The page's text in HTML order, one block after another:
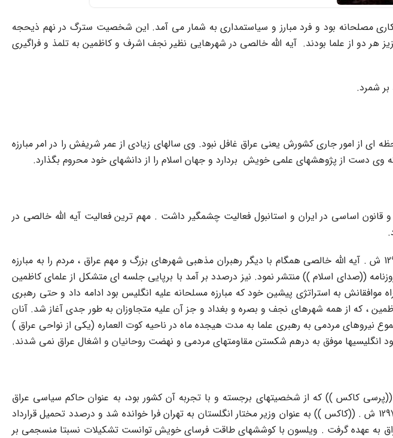
مصلحانه بود و فرد مبارز و سیاستمدارى به شمار مى آمد. این شخصیت سترگ در نهم ذیحجه
هر دو از علما بودند. آیه الله خالصى در شهرهایى نظیر نجف اشرف و کاظمین به تلمذ و فراگیرى
بر شمرد.
از امور جارى کشورش یعنى عراق غافل نبود. وى سالهاى زیادى از عمر شریفش را در امر مبارزه
وى دست از پژوهشهاى علمى خویش ‍ بردارد و جهان اسلام را از دانشهاى خود محروم بگذارد.
اساسى در ایران و استانبول فعالیت چشمگیر داشت . مهم ترین فعالیت آیه الله خالصى در
در پى تهاجم انگلیس به عراق - که در آن هنگام تحت سلطه امپراتورى عثمانى بود - به سال 1914 م / 1293 ش . آیه الله خالصى همگام با دیگر رهبران مذهبى شهرهاى بزرگ و مهم عراق ، مردم را به مبارزه
((صداى اسلام )) منتشر نمود. نیز درصدد بر آمد با برپایى جلسه اى متشکل از علماى کاظمین
موافقانش به استراتژى پیشین خود که مبارزه مسلحانه علیه انگلیس بود ادامه داد و حتى رهبرى
، که از همه شهرهاى نجف و بصره و بغداد و جز آن علیه متجاوزان به طور جدى آغاز شد. آنان
نیروهاى مردمى به رهبرى علما به مدت هیجده ماه در ناحیه کوت العماره (یکى از نواحى عراق )
انگلیسیها موفق به درهم شکستن مقاومتهاى مردمى و نهضت روحانیان و اشغال عراق نمى شدند.
زیر چکمه هاى انگلیس قرار گرفت و ((پرسى کاکس )) که از شخصیتهاى برجسته و با تجربه آن کشور بود، به عنوان حاکم سیاسى عراق
منصوب گشت و کلیه اختیارات قانون گذارى و اجرایى از سوى دولت متبوعش بدو واگذار گردید. در سال 1297 ش . ((کاکس )) به عنوان وزیر مختار انگلستان به تهران فرا خوانده شد و درصدد تحمیل قرارداد
در عراق به عهده گرفت . ویلسون با کوششهاى طاقت فرساى خویش توانست تشکیلات نسبتا منسجمى بر